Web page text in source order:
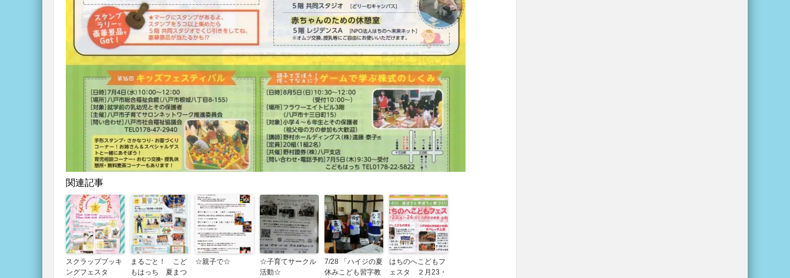
関連記事
スクラップブッキ
ングフェスタ
まるごと！ こど
もはっち 夏まつ
☆親子で☆
☆子育てサークル
活動☆
7/28 「ハイジの夏
休みこども習字教
はちのへこどもフ
ェスタ ２月23・